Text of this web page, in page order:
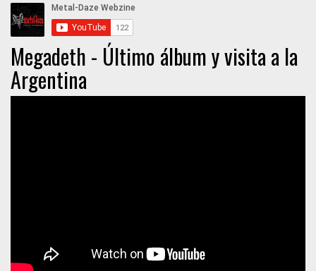
Megadeth - Último álbum y visita a la
Argentina